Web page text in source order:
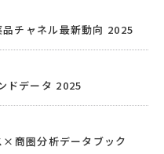
チャネル最新動向 2025
ドデータ 2025
商圏分析データブック